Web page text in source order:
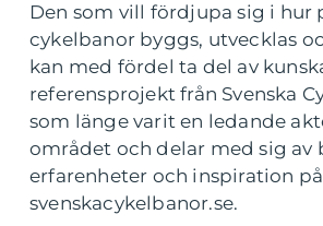
Den som vill fördjupa sig i hur
cykelbanor byggs, utvecklas
kan med fördel ta del av
referensprojekt från Svenska
som länge varit en ledande
området och delar med sig av
erfarenheter och inspiration på
svenskacykelbanor.se.